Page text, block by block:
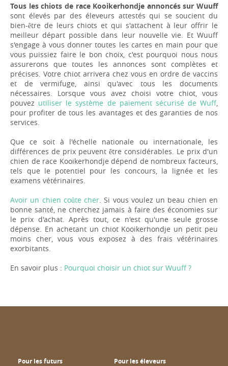
Tous les chiots de race Kooikerhondje annoncés sur Wuuff
sont élevés par des éleveurs attestés qui se soucient du
bien-être de leurs chiots et qui s'attachent à leur offrir le
meilleur départ possible dans leur nouvelle vie. Et Wuuff
s'engage à vous donner toutes les cartes en main pour que
vous puissiez faire le bon choix, c'est pourquoi nous nous
assurerons que toutes les annonces sont complètes et
précises. Votre chiot arrivera chez vous en ordre de vaccins
et de vermifuge, ainsi qu'avec tous les documents
nécessaires. Lorsque vous avez choisi votre chiot, vous
pouvez utiliser le système de paiement sécurisé de Wuff,
pour profiter de tous les avantages et des garanties de nos
services.
Que ce soit à l'échelle nationale ou internationale, les
différences de prix peuvent être considérables. Le prix d'un
chien de race Kooikerhondje dépend de nombreux facteurs,
tels que le potentiel pour les concours, la lignée et les
examens vétérinaires.
Avoir un chien coûte cher . Si vous voulez un beau chien en
bonne santé, ne cherchez jamais à faire des économies sur
le prix d'achat. Après tout, ce n'est qu'une seule grosse
dépense. En achetant un chiot Kooikerhondje un petit peu
moins cher, vous vous exposez à des frais vétérinaires
exorbitants.
En savoir plus : Pourquoi choisir un chiot sur Wuuff ?
Pour les futurs
Pour les éleveurs